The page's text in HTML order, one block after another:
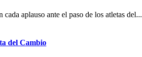
aplauso ante el paso de los atletas del...
del Cambio